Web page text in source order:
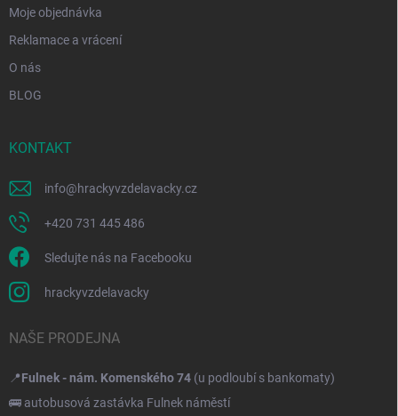
Moje objednávka
Reklamace a vrácení
O nás
BLOG
KONTAKT
info@hrackyvzdelavacky.cz
+420 731 445 486
Sledujte nás na Facebooku
hrackyvzdelavacky
NAŠE PRODEJNA
📍Fulnek - nám. Komenského 74 (u podloubí s bankomaty)
🚌 autobusová zastávka Fulnek náměstí